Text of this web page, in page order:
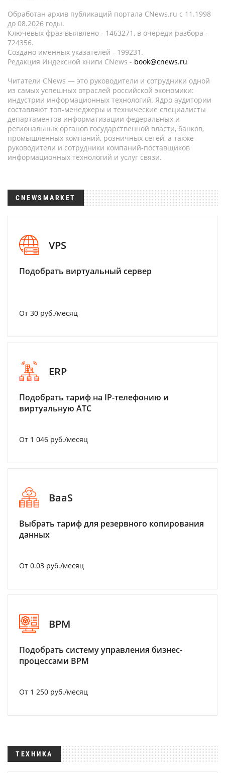
Обработан архив публикаций портала CNews.ru c 11.1998
до 08.2026 годы.
Ключевых фраз выявлено - 1463271, в очереди разбора -
724356.
Создано именных указателей - 199231.
Редакция Индексной книги CNews - book@cnews.ru
Читатели CNews — это руководители и сотрудники одной
из самых успешных отраслей российской экономики:
индустрии информационных технологий. Ядро аудитории
составляют топ-менеджеры и технические специалисты
департаментов информатизации федеральных и
региональных органов государственной власти, банков,
промышленных компаний, розничных сетей, а также
руководители и сотрудники компаний-поставщиков
информационных технологий и услуг связи.
CNEWSMARKET
VPS
Подобрать виртуальный сервер
От 30 руб./месяц
ERP
Подобрать тариф на IP-телефонию и
виртуальную АТС
От 1 046 руб./месяц
BaaS
Выбрать тариф для резервного копирования
данных
От 0.03 руб./месяц
BPM
Подобрать систему управления бизнес-
процессами BPM
От 1 250 руб./месяц
ТЕХНИКА